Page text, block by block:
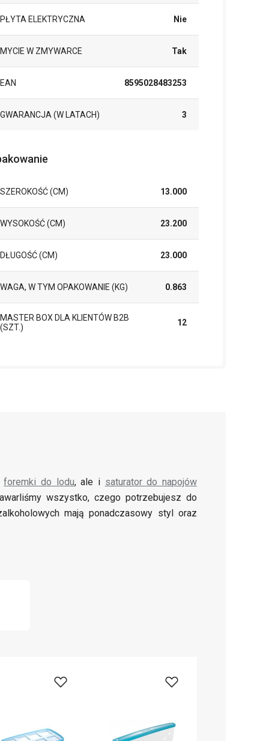
PŁYTA ELEKTRYCZNA Nie
MYCIE W ZMYWARCE Tak
EAN 8595028483253
GWARANCJA (W LATACH) 3
SZEROKOŚĆ (CM) 13.000
WYSOKOŚĆ (CM) 23.200
DŁUGOŚĆ (CM) 23.000
WAGA, W TYM OPAKOWANIE (KG) 0.863
MASTER BOX DLA KLIENTÓW B2B
(SZT.)
12
foremki do lodu, ale i saturator do napojów
wszystko, czego potrzebujesz do
mają ponadczasowy styl oraz